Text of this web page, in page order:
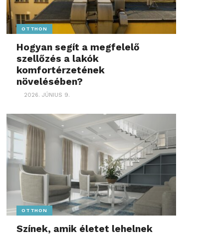
OTTHON
Hogyan segít a megfelelő
szellőzés a lakók
komfortérzetének
növelésében?
2026. JÚNIUS 9.
OTTHON
Színek, amik életet lehelnek